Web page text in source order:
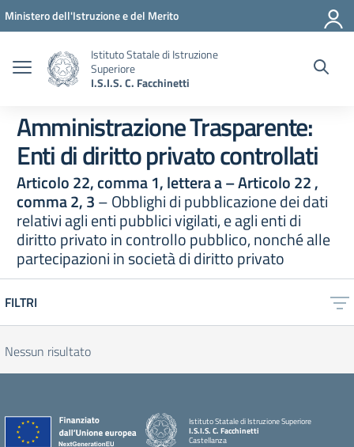
Vai ai contenuti
Vai al menu di navigazione
Vai al footer
Ministero dell'Istruzione e del Merito
Istituto Statale di Istruzione
Superiore
I.S.I.S. C. Facchinetti
Amministrazione Trasparente:
Enti di diritto privato controllati
Articolo 22, comma 1, lettera a – Articolo 22 ,
comma 2, 3– Obblighi di pubblicazione dei dati
relativi agli enti pubblici vigilati, e agli enti di
diritto privato in controllo pubblico, nonché alle
partecipazioni in società di diritto privato
FILTRI
Nessun risultato
Istituto Statale di Istruzione Superiore
I.S.I.S. C. Facchinetti
Castellanza